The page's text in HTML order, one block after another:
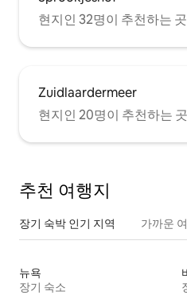
현지인 32명이 추천하는 곳
Zuidlaardermeer
현지인 20명이 추천하는 곳
추천 여행지
장기 숙박 인기 지역 가까운
뉴욕
장기 숙소